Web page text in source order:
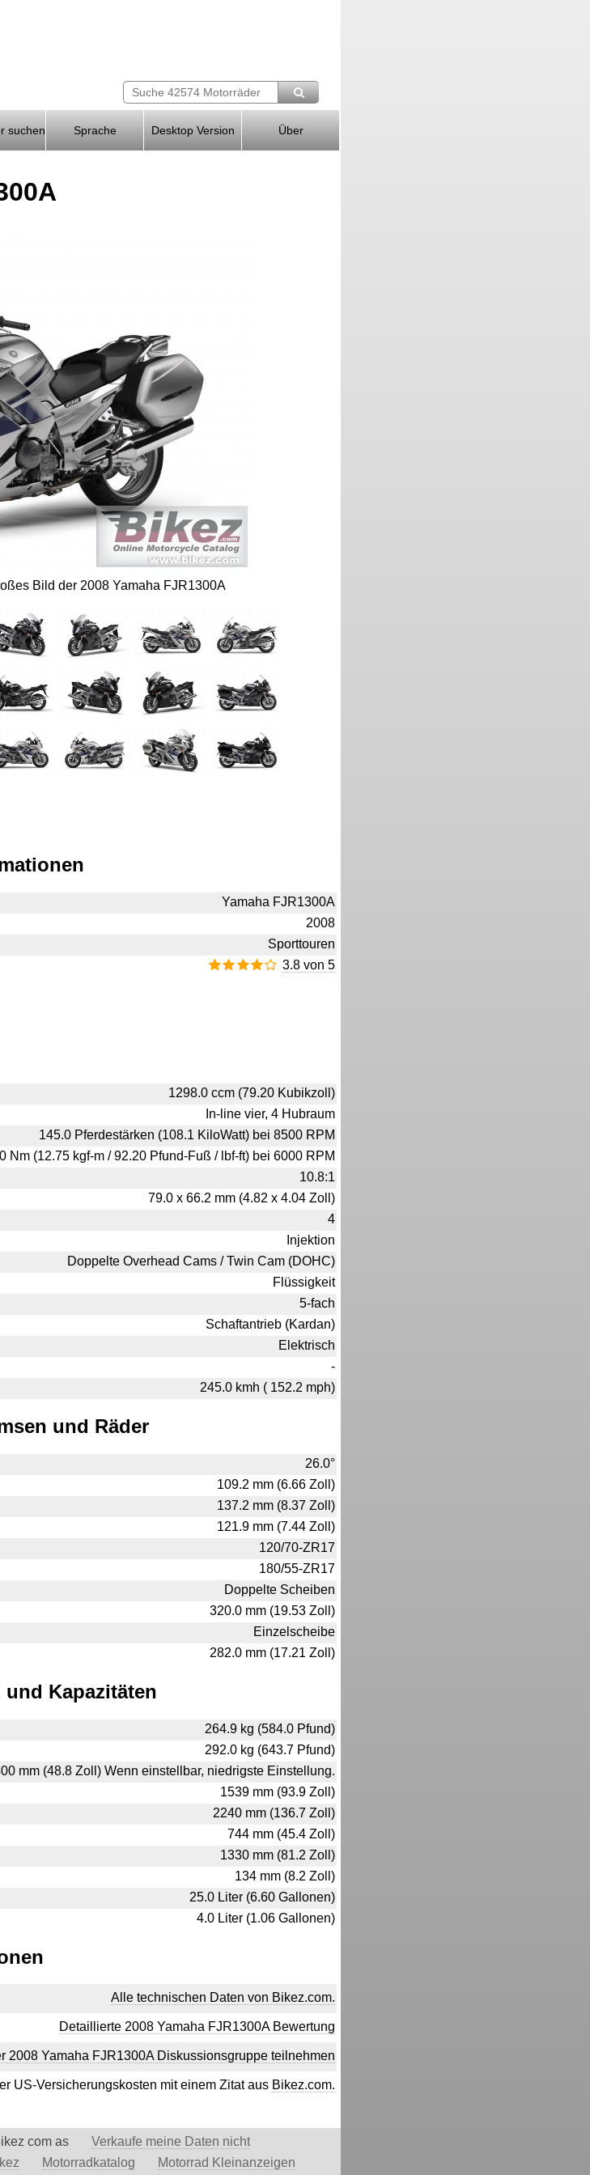
suchen Sprache Desktop Version Über
Bild der 2008 Yamaha FJR1300A
Yamaha FJR1300A
2008
Sporttouren
3.8 von 5
1298.0 ccm (79.20 Kubikzoll)
In-line vier, 4 Hubraum
145.0 Pferdestärken (108.1 KiloWatt) bei 8500 RPM
Nm (12.75 kgf-m / 92.20 Pfund-Fuß / lbf-ft) bei 6000 RPM
10.8:1
79.0 x 66.2 mm (4.82 x 4.04 Zoll)
4
Injektion
Doppelte Overhead Cams / Twin Cam (DOHC)
Flüssigkeit
5-fach
Schaftantrieb (Kardan)
Elektrisch
-
245.0 kmh ( 152.2 mph)
und Räder
26.0°
109.2 mm (6.66 Zoll)
137.2 mm (8.37 Zoll)
121.9 mm (7.44 Zoll)
120/70-ZR17
180/55-ZR17
Doppelte Scheiben
320.0 mm (19.53 Zoll)
Einzelscheibe
282.0 mm (17.21 Zoll)
Kapazitäten
264.9 kg (584.0 Pfund)
292.0 kg (643.7 Pfund)
mm (48.8 Zoll) Wenn einstellbar, niedrigste Einstellung.
1539 mm (93.9 Zoll)
2240 mm (136.7 Zoll)
744 mm (45.4 Zoll)
1330 mm (81.2 Zoll)
134 mm (8.2 Zoll)
25.0 Liter (6.60 Gallonen)
4.0 Liter (1.06 Gallonen)
Alle technischen Daten von Bikez.com.
Detaillierte 2008 Yamaha FJR1300A Bewertung
2008 Yamaha FJR1300A Diskussionsgruppe teilnehmen
US-Versicherungskosten mit einem Zitat aus Bikez.com.
com as
Verkaufe meine Daten nicht
Motorradkatalog Motorrad Kleinanzeigen